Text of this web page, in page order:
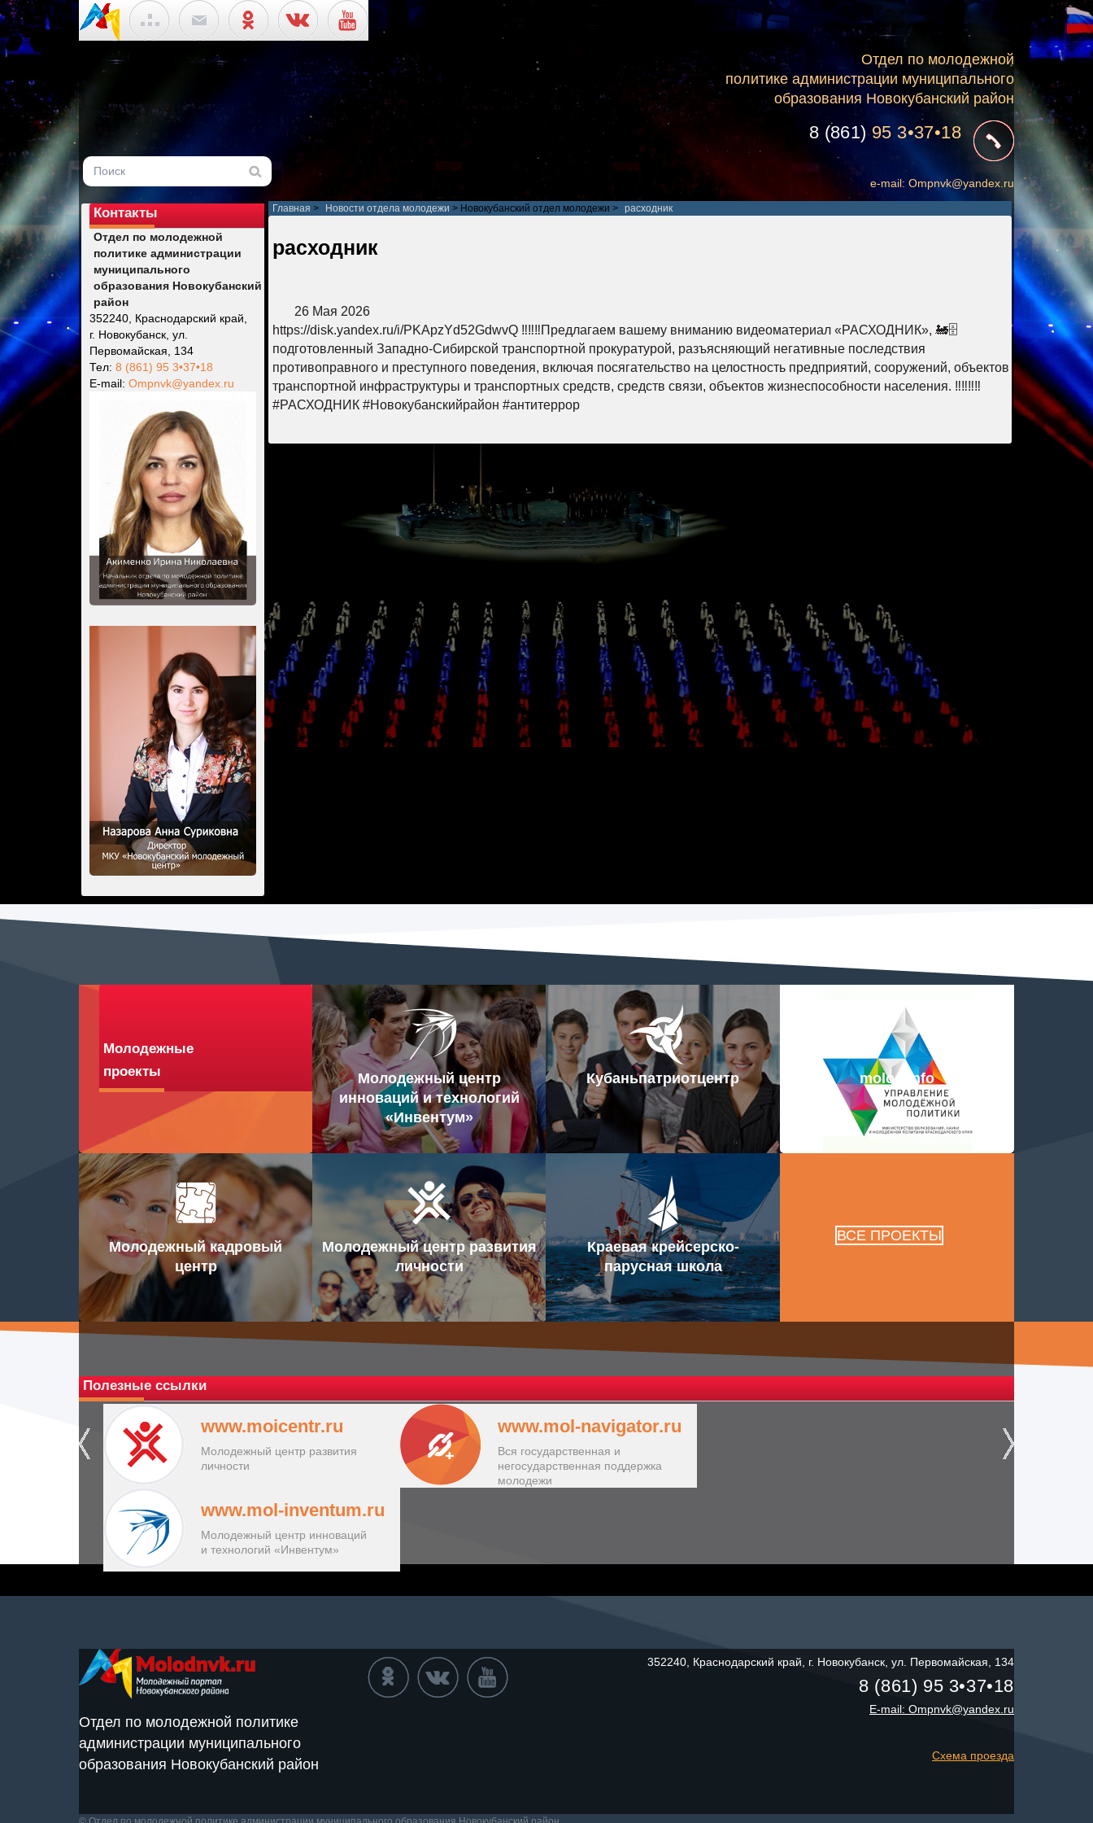
Отдел по молодежной
политике администрации муниципального
образования Новокубанский район
8 (861)95 3•37•18
e-mail: Ompnvk@yandex.ru
Контакты
Отдел по молодежной
политике администрации
муниципального
образования Новокубанский
район
352240, Краснодарский край,
г. Новокубанск, ул.
Первомайская, 134
Тел: 8 (861) 95 3•37•18
Е-mail: Ompnvk@yandex.ru
Главная > Новости отдела молодежи > Новокубанский отдел молодежи > расходник
расходник
26 Мая 2026
https://disk.yandex.ru/i/PKApzYd52GdwvQ ‼️‼️‼️Предлагаем вашему вниманию видеоматериал «РАСХОДНИК», 🚂🗄️
подготовленный Западно-Сибирской транспортной прокуратурой, разъясняющий негативные последствия
противоправного и преступного поведения, включая посягательство на целостность предприятий, сооружений, объектов
транспортной инфраструктуры и транспортных средств, средств связи, объектов жизнеспособности населения. ‼️‼️‼️‼️
#РАСХОДНИК #Новокубанскийрайон #антитеррор
Молодежные
проекты
Молодежный центр
инноваций и технологий
«Инвентум»
Кубаньпатриотцентр molod.info
Молодежный кадровый
центр
Молодежный центр развития
личности
Краевая крейсерско-
парусная школа
ВСЕ ПРОЕКТЫ
Полезные ссылки
www.moicentr.ru
Молодежный центр развития
личности
www.mol-navigator.ru
Вся государственная и
негосударственная поддержка
молодежи
www.mol-inventum.ru
Молодежный центр инноваций
и технологий «Инвентум»
Отдел по молодежной политике
администрации муниципального
образования Новокубанский район
352240, Краснодарский край, г. Новокубанск, ул. Первомайская, 134
8 (861) 95 3•37•18
E-mail: Ompnvk@yandex.ru
Схема проезда